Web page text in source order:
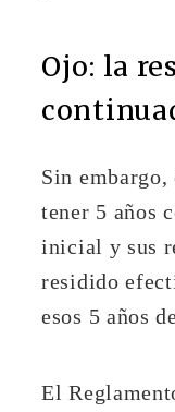
Ojo: la
Sin embargo,
tener 5 años
inicial y sus
residido
esos 5 años
El